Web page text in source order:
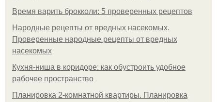
Время варить брокколи: 5 проверенных рецептов
Народные рецепты от вредных насекомых.
Проверенные народные рецепты от вредных
насекомых
Кухня-ниша в коридоре: как обустроить удобное
рабочее пространство
Планировка 2-комнатной квартиры. Планировка